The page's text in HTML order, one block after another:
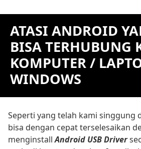
ATASI ANDROID
BISA TERHUBUNG
KOMPUTER /
WINDOWS
Seperti yang telah kami singgung
bisa dengan cepat terselesaikan
menginstallAndroid USB Driver